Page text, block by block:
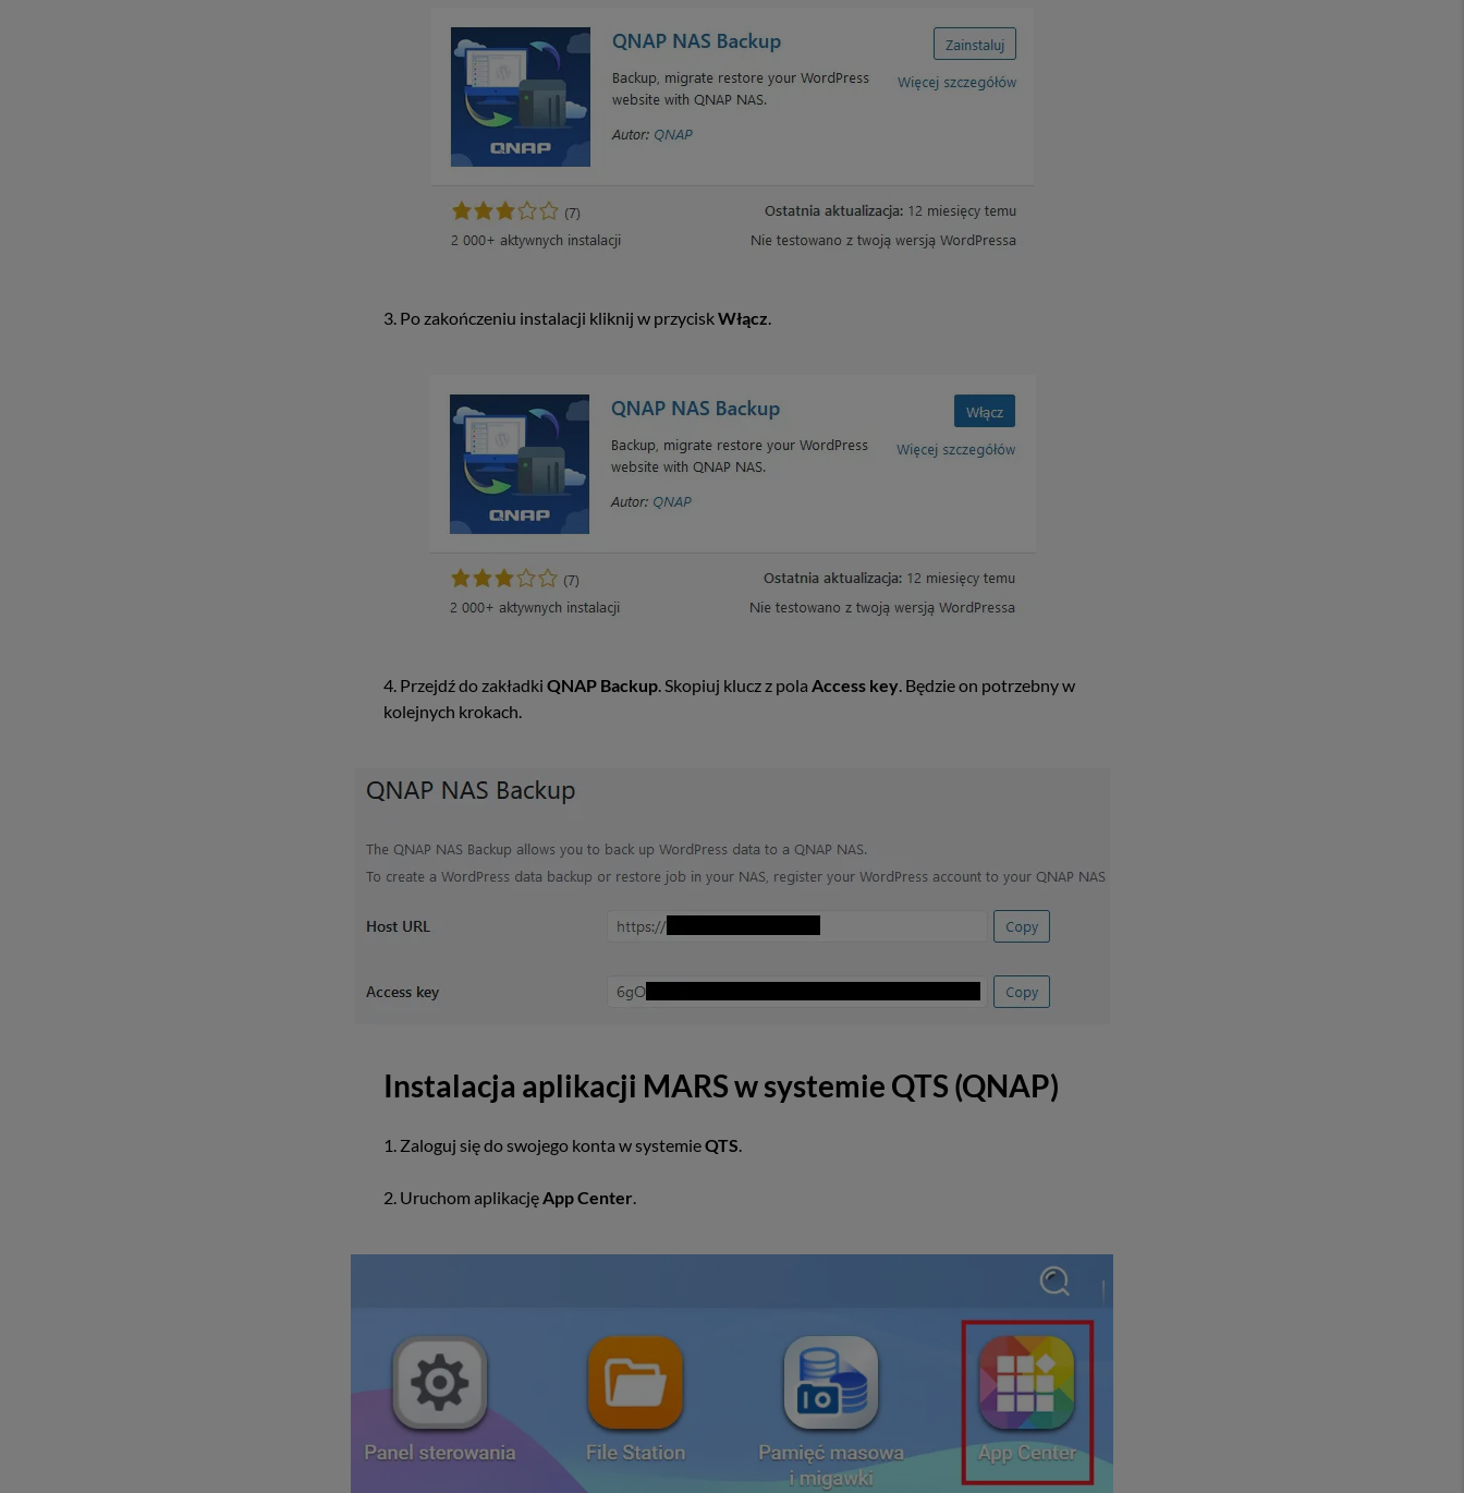
3. Po zakończeniu instalacji kliknij w przyciskWłącz.
4. Przejdź do zakładki QNAP Backup. Skopiuj klucz z pola Access key. Będzie on potrzebny w
kolejnych krokach.
Instalacja aplikacji MARS w systemie QTS (QNAP)
1. Zaloguj się do swojego konta w systemieQTS.
2. Uruchom aplikacjęApp Center.